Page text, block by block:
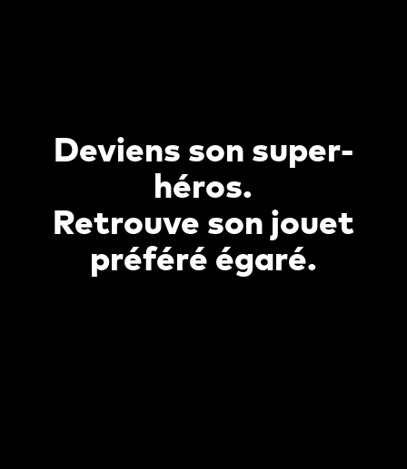
Deviens son super-
héros.
Retrouve son jouet
préféré égaré.